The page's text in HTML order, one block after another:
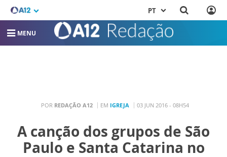
PT
MENU
POR REDAÇÃO A12 EM IGREJA 03 JUN 2016 - 08H54
A canção dos grupos de São
Paulo e Santa Catarina no